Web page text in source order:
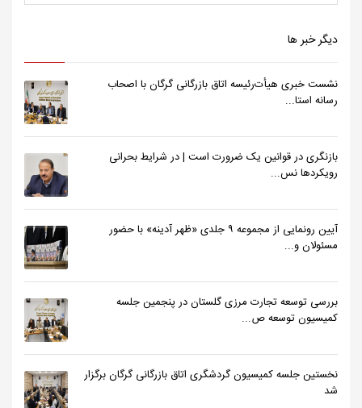
دیگر خبر ها
نشست خبری هیأت‌رئیسه اتاق بازرگانی گرگان با اصحاب
رسانه استا...
بازنگری در قوانین یک ضرورت است | در شرایط بحرانی
رویکردها نس...
آیین رونمایی از مجموعه ۹ جلدی «ظهر آدینه» با حضور
مسئولان و...
بررسی توسعه تجارت مرزی گلستان در پنجمین جلسه
کمیسیون توسعه ص...
نخستین جلسه کمیسیون گردشگری اتاق بازرگانی گرگان برگزار
شد